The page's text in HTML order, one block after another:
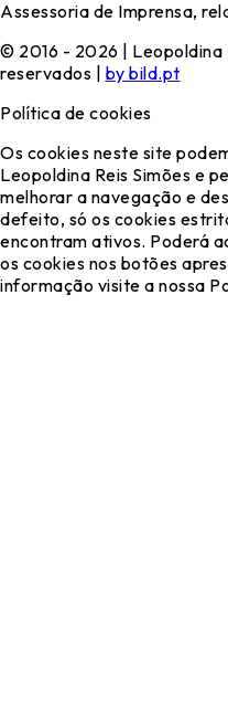
Assessoria de Imprensa,
© 2016 - 2026 | Leopoldina
reservados | by bild.pt
Política de cookies
Os cookies neste site
Leopoldina Reis Simões e
melhorar a navegação e
defeito, só os cookies
encontram ativos. Poderá
os cookies nos botões
informação visite a nossa